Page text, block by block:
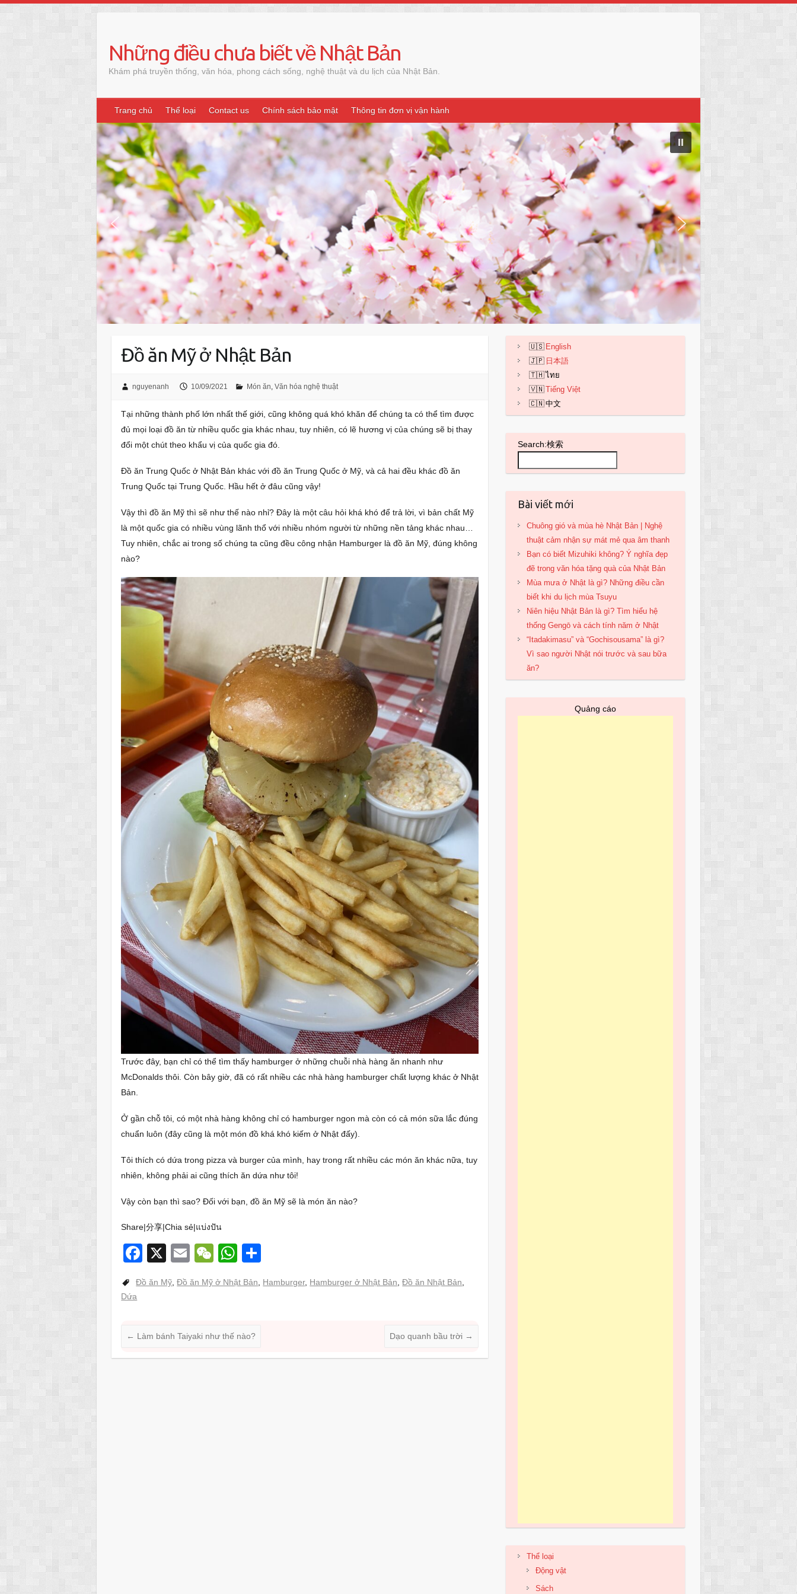
content
Những điều chưa biết về Nhật Bản
Khám phá truyền thống, văn hóa, phong cách sống, nghệ thuật và du lịch của Nhật Bản.
Trang chủ Thể loại Contact us Chính sách bảo mật Thông tin đơn vị vận hành
Đồ ăn Mỹ ở Nhật Bản
nguyenanh 10/09/2021 Món ăn, Văn hóa nghệ thuật
Tại những thành phố lớn nhất thế giới, cũng không quá khó khăn để chúng ta có thể tìm được
đủ mọi loại đồ ăn từ nhiều quốc gia khác nhau, tuy nhiên, có lẽ hương vị của chúng sẽ bị thay
đổi một chút theo khẩu vị của quốc gia đó.
Đồ ăn Trung Quốc ở Nhật Bản khác với đồ ăn Trung Quốc ở Mỹ, và cả hai đều khác đồ ăn
Trung Quốc tại Trung Quốc. Hầu hết ở đâu cũng vậy!
Vậy thì đồ ăn Mỹ thì sẽ như thế nào nhỉ? Đây là một câu hỏi khá khó để trả lời, vì bản chất Mỹ
là một quốc gia có nhiều vùng lãnh thổ với nhiều nhóm người từ những nền tảng khác nhau…
Tuy nhiên, chắc ai trong số chúng ta cũng đều công nhận Hamburger là đồ ăn Mỹ, đúng không
nào?
Trước đây, bạn chỉ có thể tìm thấy hamburger ở những chuỗi nhà hàng ăn nhanh như
McDonalds thôi. Còn bây giờ, đã có rất nhiều các nhà hàng hamburger chất lượng khác ở Nhật
Bản.
Ở gần chỗ tôi, có một nhà hàng không chỉ có hamburger ngon mà còn có cả món sữa lắc đúng
chuẩn luôn (đây cũng là một món đồ khá khó kiếm ở Nhật đấy).
Tôi thích có dứa trong pizza và burger của mình, hay trong rất nhiều các món ăn khác nữa, tuy
nhiên, không phải ai cũng thích ăn dứa như tôi!
Vậy còn bạn thì sao? Đối với bạn, đồ ăn Mỹ sẽ là món ăn nào?
Share|分享|Chia sẻ|แบ่งปัน
F
c
b
X
E
ail
W
C
at
W
at
A
ar
Đồ ăn Mỹ ,Đồ ăn Mỹ ở Nhật Bản Hamburger, Hamburger ở Nhật Bản ,Đồ ăn Nhật Bản
Dứa
← Làm bánh Taiyaki như thế nào? Dạo quanh bầu trời →
English
日本語
ไทย
Tiếng Việt
中文
Search:検索
Bài viết mới
Chuông gió và mùa hè Nhật Bản | Nghệ
thuật cảm nhận sự mát mẻ qua âm thanh
Bạn có biết Mizuhiki không? Ý nghĩa đẹp
đẽ trong văn hóa tặng quà của Nhật Bản
Mùa mưa ở Nhật là gì? Những điều cần
biết khi du lịch mùa Tsuyu
Niên hiệu Nhật Bản là gì? Tìm hiểu hệ
thống Gengō và cách tính năm ở Nhật
“Itadakimasu” và “Gochisousama” là gì?
Vì sao người Nhật nói trước và sau bữa
ăn?
Quảng cáo
Thể loại
Động vật
Sách